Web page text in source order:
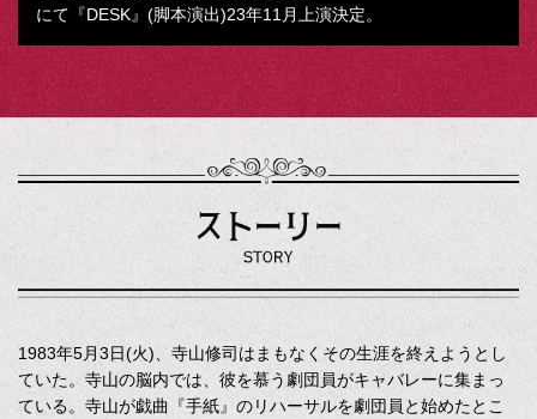
にて『DESK』(脚本演出)23年11月上演決定。
1983年5月3日(火)、寺山修司はまもなくその生涯を終えようとし
ていた。寺山の脳内では、彼を慕う劇団員がキャバレーに集まっ
ている。寺山が戯曲『手紙』のリハーサルを劇団員と始めたとこ